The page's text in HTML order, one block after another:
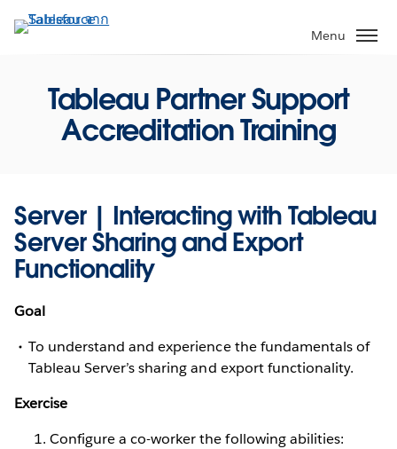
ไป
Menu
Tableau Partner Support
Accreditation Training
Server | Interacting with Tableau
Server Sharing and Export
Functionality
Goal
To understand and experience the fundamentals of
Tableau Server’s sharing and export functionality.
Exercise
Configure a co-worker the following abilities: